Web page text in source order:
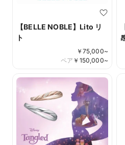
【BELLE NOBLE】Lito リ
ト
￥ 75,000~
￥ 150,000~
ペア